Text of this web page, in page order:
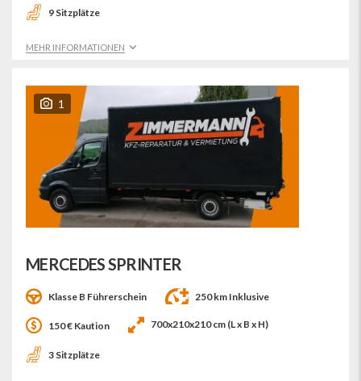
9 Sitzplätze
MEHR INFORMATIONEN
1
MERCEDES SPRINTER
Klasse B Führerschein 250 km Inklusive
150 € Kaution 700x210x210 cm (L x B x H)
3 Sitzplätze